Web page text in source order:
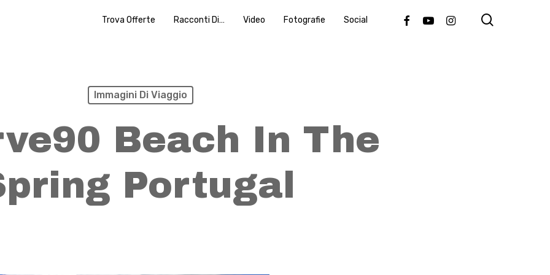
Trova Offerte Racconti Di… Video Fotografie Social FacebookYoutubeInstagram
Immagini Di Viaggio
Beach In The
Portugal